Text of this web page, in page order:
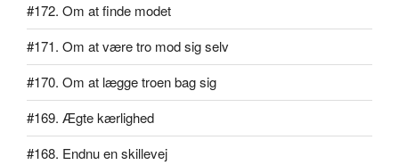
#172. Om at finde modet
#171. Om at være tro mod sig selv
#170. Om at lægge troen bag sig
#169. Ægte kærlighed
#168. Endnu en skillevej